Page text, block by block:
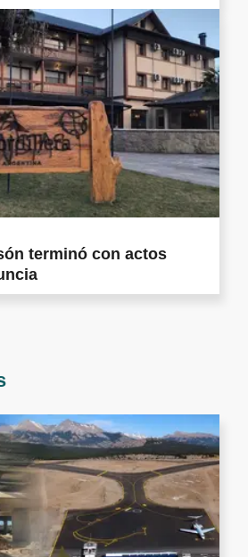
terminó con actos